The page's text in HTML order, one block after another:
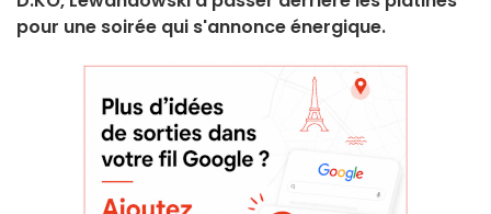
pour une soirée qui s'annonce énergique.